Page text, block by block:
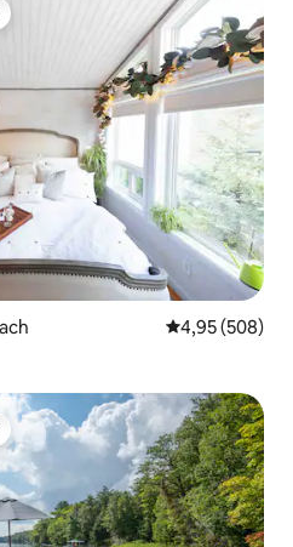
dos hóspedes
4,95 de uma
4,95 (508)
dos hóspedes